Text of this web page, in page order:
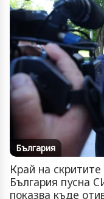
България
Край на
България пусна
показва къде